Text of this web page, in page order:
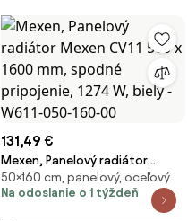
131,49 €
Mexen, Panelový radiátor
Mexen CV11 500 x 1600 mm,
spodné pripojenie, 1274 W, biely
50×160 cm, panelový, oceľový
Na odoslanie o 1 týždeň